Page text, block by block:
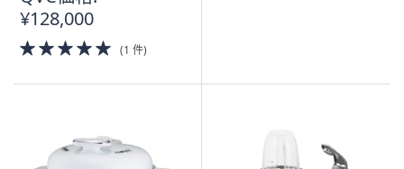
¥128,000
5.0
of
(1 件)